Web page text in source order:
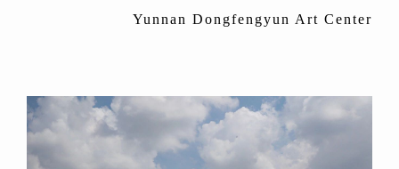
Yunnan Dongfengyun Art Center